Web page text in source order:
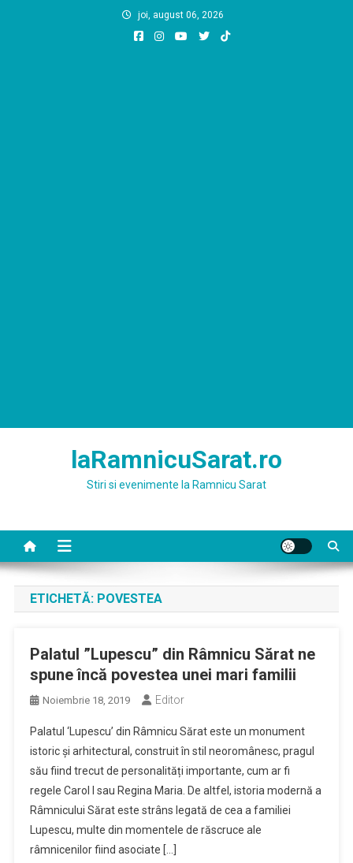
joi, august 06, 2026
laRamnicuSarat.ro
Stiri si evenimente la Ramnicu Sarat
ETICHETĂ: POVESTEA
Palatul ”Lupescu” din Râmnicu Sărat ne
spune încă povestea unei mari familii
Noiembrie 18, 2019 Editor
Palatul ‘Lupescu’ din Râmnicu Sărat este un monument
istoric și arhitectural, construit în stil neoromânesc, pragul
său fiind trecut de personalități importante, cum ar fi
regele Carol I sau Regina Maria. De altfel, istoria modernă a
Râmnicului Sărat este strâns legată de cea a familiei
Lupescu, multe din momentele de răscruce ale
râmnicenilor fiind asociate […]